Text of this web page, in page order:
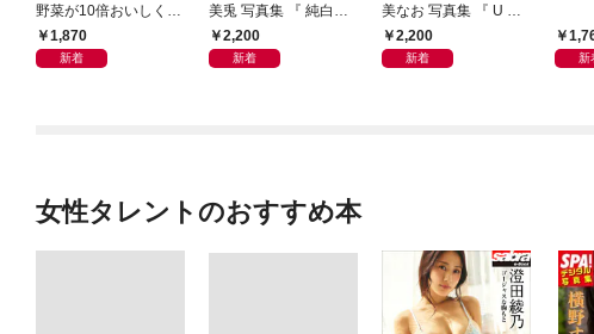
野菜が10倍おいしくな
る保存法と64のレシピ
-
1,870
新着
美兎 写真集 『 純白の
プリズム 』
2,200
新着
美なお 写真集 『 U ～
Best Selection ～ 』
2,200
新着 新
女性タレントのおすすめ本